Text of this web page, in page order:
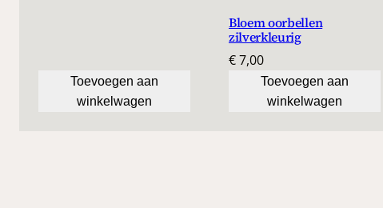
Toevoegen aan
winkelwagen
Bloem oorbellen
zilverkleurig
€7,00
Toevoegen aan
winkelwagen